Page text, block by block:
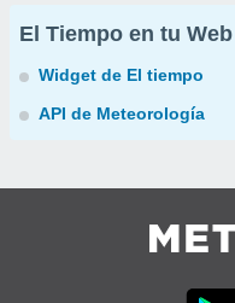
El Tiempo en tu Web
Widget de El tiempo
API de Meteorología